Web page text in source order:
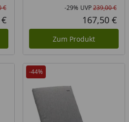
Rabatt in Prozent
Ursprünglicher Preis
€
Aktueller Preis
-29% UVP239,00 €
167,50 €
Zum Produkt
-44%